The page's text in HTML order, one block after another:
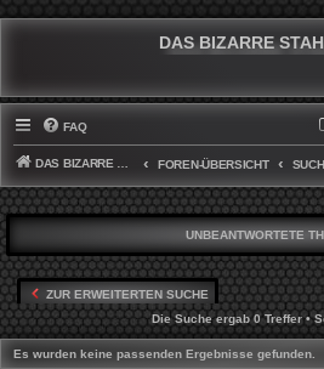
DAS BIZARRE
FAQ
DAS BIZARRE STAHLWERK FOREN-ÜBERSICHT
UNBEANTWORTETE
ZUR ERWEITERTEN SUCHE
Die Suche ergab 0 Treffer •
Es wurden keine passenden Ergebnisse gefunden.